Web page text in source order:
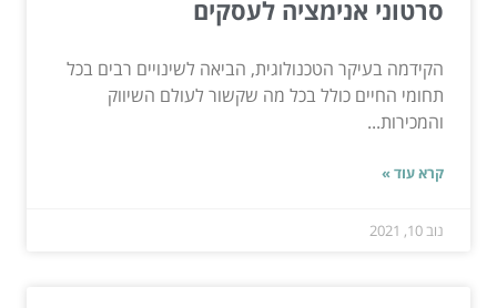
סרטוני אנימציה לעסקים
הקידמה בעיקר הטכנולוגית, הביאה לשינויים רבים בכל
תחומי החיים כולל בכל מה שקשור לעולם השיווק
והמכירות...
קרא עוד »
נוב 10, 2021